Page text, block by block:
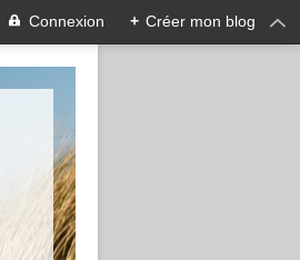
Connexion + Créer mon blog